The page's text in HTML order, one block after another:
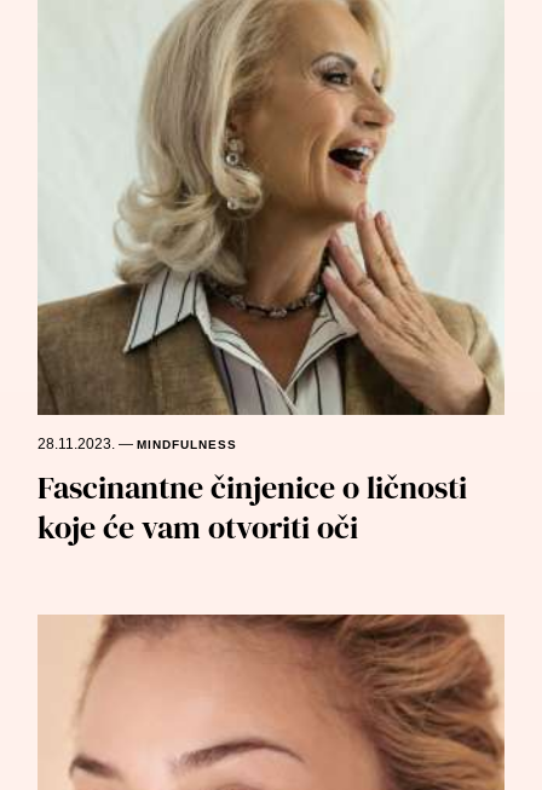
28.11.2023.—MINDFULNESS
Fascinantne činjenice o ličnosti
koje će vam otvoriti oči